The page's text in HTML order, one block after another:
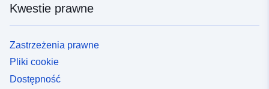
Kwestie prawne
Zastrzeżenia prawne
Pliki cookie
Dostępność